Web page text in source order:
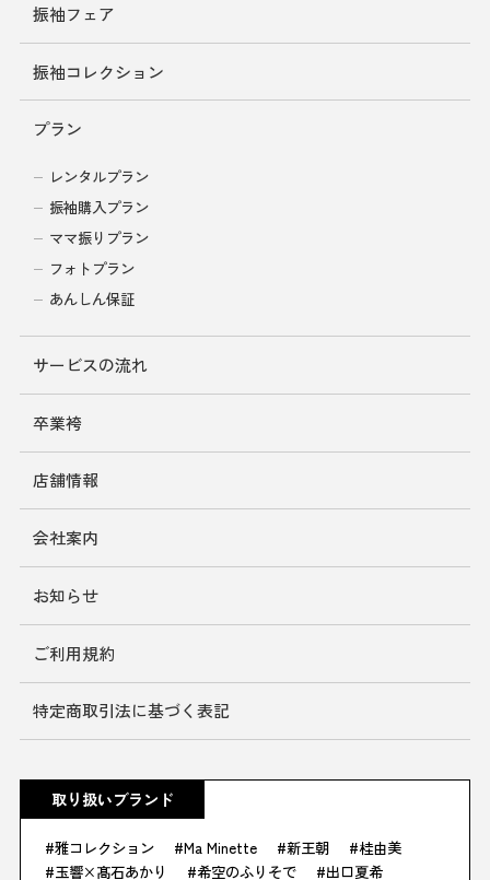
振袖フェア
振袖コレクション
プラン
レンタルプラン
振袖購入プラン
ママ振りプラン
フォトプラン
あんしん保証
サービスの流れ
卒業袴
店舗情報
会社案内
お知らせ
ご利用規約
特定商取引法に基づく表記
取り扱いブランド
雅コレクション Ma Minette 新王朝
桂由美
玉響×髙石あかり
希空のふりそで 出口夏希